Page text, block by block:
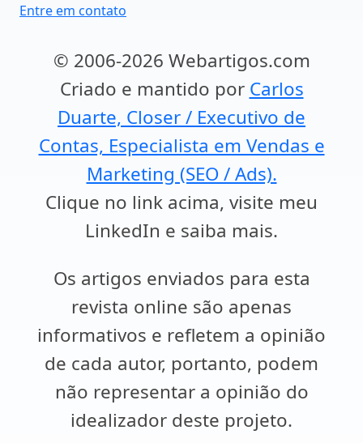
Entre em contato
© 2006-2026 Webartigos.com
Criado e mantido por Carlos
Duarte, Closer / Executivo de
Contas, Especialista em Vendas e
Marketing (SEO / Ads).
Clique no link acima, visite meu
LinkedIn e saiba mais.
Os artigos enviados para esta
revista online são apenas
informativos e refletem a opinião
de cada autor, portanto, podem
não representar a opinião do
idealizador deste projeto.